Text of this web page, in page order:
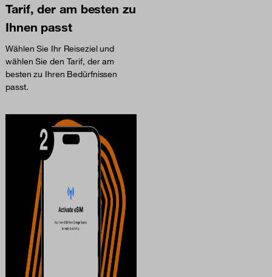
Tarif, der am besten zu
Ihnen passt
Wählen Sie Ihr Reiseziel und
wählen Sie den Tarif, der am
besten zu Ihren Bedürfnissen
passt.